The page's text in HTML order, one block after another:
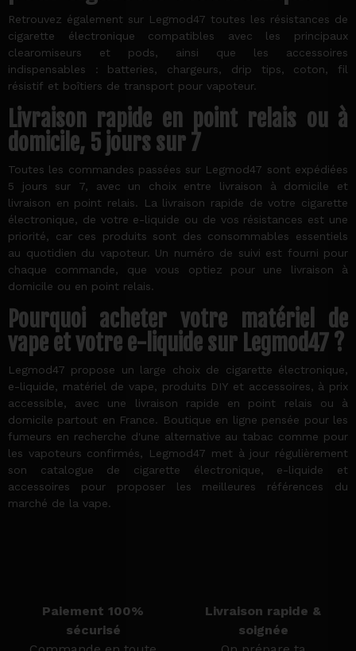
Retrouvez également sur Legmod47 toutes les résistances de
cigarette électronique compatibles avec les principaux
clearomiseurs et pods, ainsi que les accessoires
indispensables : batteries, chargeurs, drip tips, coton, fil
résistif et boîtiers de transport pour vapoteur.
Livraison rapide en point relais ou à
domicile, 5 jours sur 7
Toutes les commandes passées sur Legmod47 sont expédiées
5 jours sur 7, avec un choix entre livraison à domicile et
livraison en point relais. La livraison rapide de votre cigarette
électronique, de votre e-liquide ou de vos résistances est une
priorité, car ces produits sont des consommables essentiels
au quotidien du vapoteur. Un numéro de suivi est fourni pour
chaque commande, que vous optiez pour une livraison à
domicile ou en point relais.
Pourquoi acheter votre matériel de
vape et votre e-liquide sur Legmod47 ?
Legmod47 propose un large choix de cigarette électronique,
e-liquide, matériel de vape, produits DIY et accessoires, à prix
accessible, avec une livraison rapide en point relais ou à
domicile partout en France. Boutique en ligne pensée pour les
fumeurs en recherche d'une alternative au tabac comme pour
les vapoteurs confirmés, Legmod47 met à jour régulièrement
son catalogue de cigarette électronique, e-liquide et
accessoires pour proposer les meilleures références du
marché de la vape.
Paiement 100%
sécurisé
Livraison rapide &
soignée